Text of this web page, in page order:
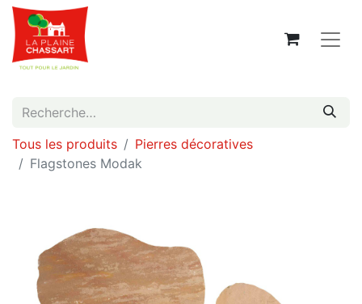
Tous les produits
Pierres décoratives
Flagstones Modak